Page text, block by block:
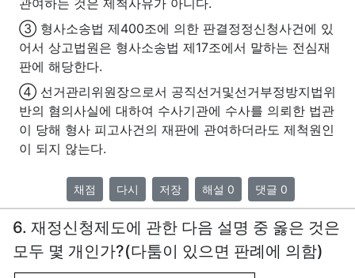
관여하는 것은 제척사유가 아니다.
③ 형사소송법 제400조에 의한 판결정정신청사건에 있
어서 상고법원은 형사소송법 제17조에서 말하는 전심재
판에 해당한다.
④ 선거관리위원장으로서 공직선거및선거부정방지법위
반의 혐의사실에 대하여 수사기관에 수사를 의뢰한 법관
이 당해 형사 피고사건의 재판에 관여하더라도 제척원인
이 되지 않는다.
채점 다시 저장 해설 0 댓글 0
6. 재정신청제도에 관한 다음 설명 중 옳은 것은
모두 몇 개인가?(다툼이 있으면 판례에 의함)